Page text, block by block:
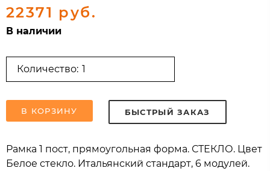
22371 руб.
В наличии
Количество:
В КОРЗИНУ БЫСТРЫЙ ЗАКАЗ
Рамка 1 пост, прямоугольная форма. СТЕКЛО. Цвет
Белое стекло. Итальянский стандарт, 6 модулей.